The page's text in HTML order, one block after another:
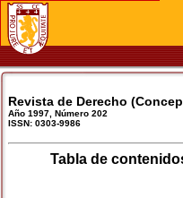
Revista de Derecho
Año 1997, Número 202
ISSN: 0303-9986
Tabla de